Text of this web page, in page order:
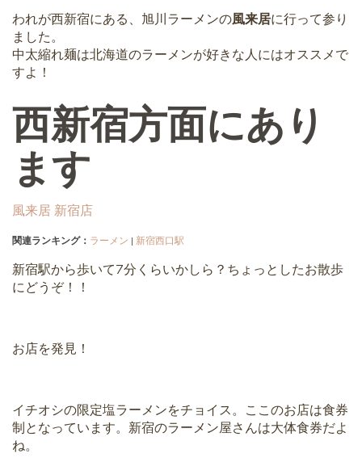
われが西新宿にある、旭川ラーメンの風来居に行って参り
ました。
中太縮れ麺は北海道のラーメンが好きな人にはオススメで
すよ！
西新宿方面にあり
ます
風来居 新宿店
関連ランキング： ラーメン | 新宿西口駅
新宿駅から歩いて7分くらいかしら？ちょっとしたお散歩
にどうぞ！！
お店を発見！
イチオシの限定塩ラーメンをチョイス。ここのお店は食券
制となっています。新宿のラーメン屋さんは大体食券だよ
ね。